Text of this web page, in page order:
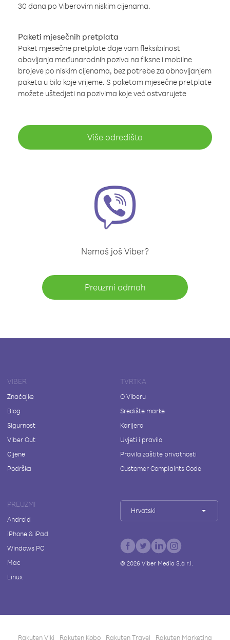
30 dana po Viberovim niskim cijenama.
Paketi mjesečnih pretplata
Paket mjesečne pretplate daje vam fleksibilnost
obavljanja međunarodnih poziva na fiksne i mobilne
brojeve po niskim cijenama, bez potrebe za obnavljanjem
paketa u bilo koje vrijeme. S paketom mjesečne pretplate
možete uštedjeti na pozivima koje već ostvarujete
Više odredišta
Nemaš još Viber?
Preuzmi odmah
VIBER
Značajke
Blog
Sigurnost
Viber Out
Cijene
Podrška
TVRTKA
O Viberu
Središte marke
Karijera
Uvjeti i pravila
Pravila zaštite privatnosti
Customer Complaints Code
PREUZMI
Android
iPhone & iPad
Windows PC
Mac
Linux
Hrvatski
© 2026Viber Media S.à r.l.
Rakuten Viki Rakuten Kobo Rakuten Travel Rakuten Marketing